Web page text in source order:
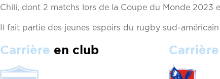
Chili, dont 2 matchs lors de la Coupe du Monde 2023
Il fait partie des jeunes espoirs du rugby sud-américain
Carrière en club Carrière